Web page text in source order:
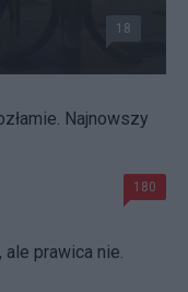
18
Najnowszy
180
prawica nie.